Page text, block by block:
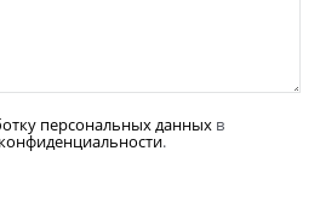
персональных данных в
.